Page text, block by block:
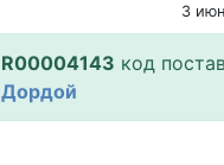
3
R00004143 код
Дордой